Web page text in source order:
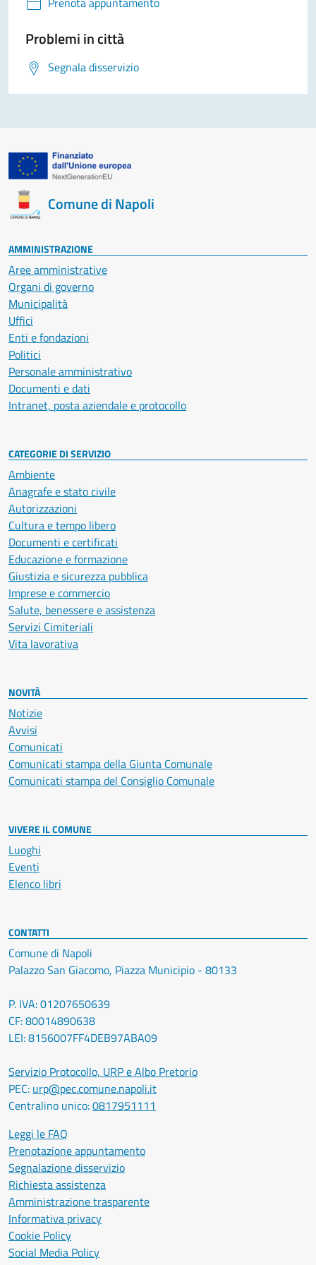
Problemi in città
Segnala disservizio
Comune di Napoli
AMMINISTRAZIONE
Aree amministrative
Organi di governo
Municipalità
Uffici
Enti e fondazioni
Politici
Personale amministrativo
Documenti e dati
Intranet, posta aziendale e protocollo
CATEGORIE DI SERVIZIO
Ambiente
Anagrafe e stato civile
Autorizzazioni
Cultura e tempo libero
Documenti e certificati
Educazione e formazione
Giustizia e sicurezza pubblica
Imprese e commercio
Salute, benessere e assistenza
Servizi Cimiteriali
Vita lavorativa
NOVITÀ
Notizie
Avvisi
Comunicati
Comunicati stampa della Giunta Comunale
Comunicati stampa del Consiglio Comunale
VIVERE IL COMUNE
Luoghi
Eventi
Elenco libri
CONTATTI
Comune di Napoli
Palazzo San Giacomo, Piazza Municipio - 80133
P. IVA: 01207650639
CF: 80014890638
LEI: 8156007FF4DEB97ABA09
Servizio Protocollo, URP e Albo Pretorio
PEC: urp@pec.comune.napoli.it
Centralino unico:0817951111
Leggi le FAQ
Prenotazione appuntamento
Segnalazione disservizio
Richiesta assistenza
Amministrazione trasparente
Informativa privacy
Cookie Policy
Social Media Policy